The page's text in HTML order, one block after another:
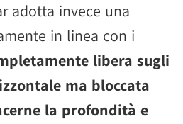
adotta invece una
in linea con i
libera sugli
ma bloccata
la profondità e